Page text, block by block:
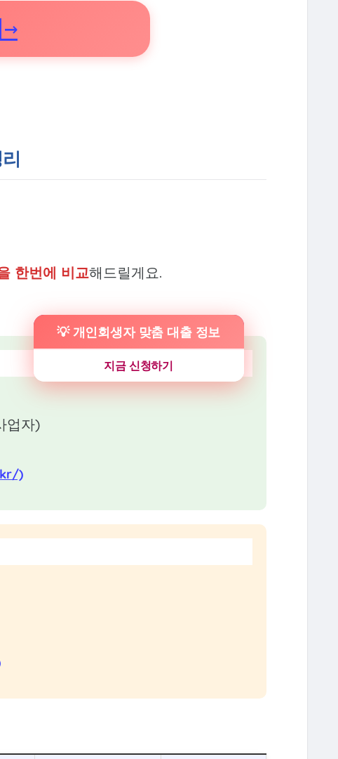
한번에 비교해드릴게요.
업자)
)
💡 개인회생자 맞춤 대출 정보
지금 신청하기